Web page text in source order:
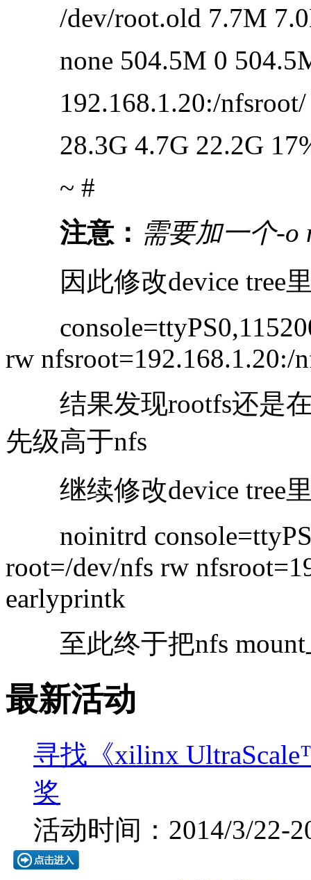
/dev/root.old 7.7M
none 504.5M 0
192.168.1.20:/nfsroot/
28.3G 4.7G 22.2G
~ #
注意： 需要加一个-o
因此修改device tree里
rw nfsroot=192.168.1.20:/
结果发现rootfs还是在
先级高于nfs
继续修改device tree里
noinitrd
root=/dev/nfs rw
earlyprintk
至此终于把nfs mount
最新活动
寻找《xilinx
奖
活动时间：2014/3/22-